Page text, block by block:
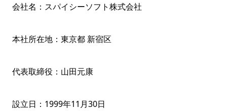
会社名：スパイシーソフト株式会社
本社所在地：東京都 新宿区
代表取締役：山田元康
設立日：1999年11月30日